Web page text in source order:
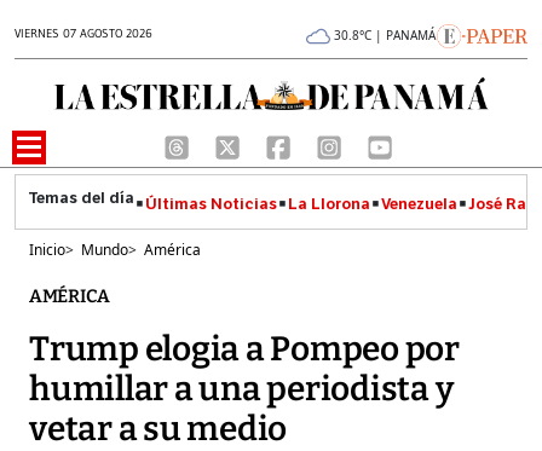
VIERNES 07 AGOSTO 2026 30.8°C | PANAMÁ
Últimas Noticias La Llorona Venezuela José
Inicio> Mundo> América
AMÉRICA
Trump elogia a Pompeo por
humillar a una periodista y
vetar a su medio